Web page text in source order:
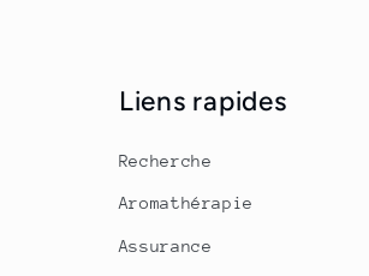
Liens rapides
Recherche
Aromathérapie
Assurance